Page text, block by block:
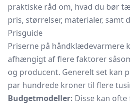
praktiske råd om, hvad du bør
pris, størrelser, materialer, samt
Prisguide
Priserne på håndklædevarmere
afhængigt af flere faktorer
og producent. Generelt set kan
par hundrede kroner til flere
Budgetmodeller: Disse kan